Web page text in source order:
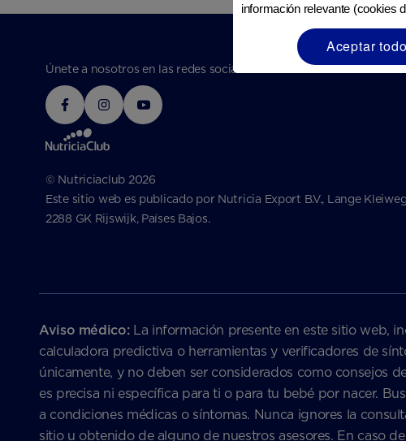
Únete a nosotros en las redes sociales
© Nutriciaclub 2026
Este sitio web es publicado por Nutricia Export B.V., Lange Kleiweg
2288 GK Rijswijk, Países Bajos.
Aviso médico:La información presente en este sitio web,
calculadora predictiva o herramientas y verificadores de
únicamente, y no deben ser considerados como consejos
es precisa ni específica para ti o para tu bebé por nacer.
a condiciones médicas o síntomas. Nunca ignores la
sitio u obtenido de alguno de nuestros asesores. En caso
información relevante (cookies
Aceptar todo